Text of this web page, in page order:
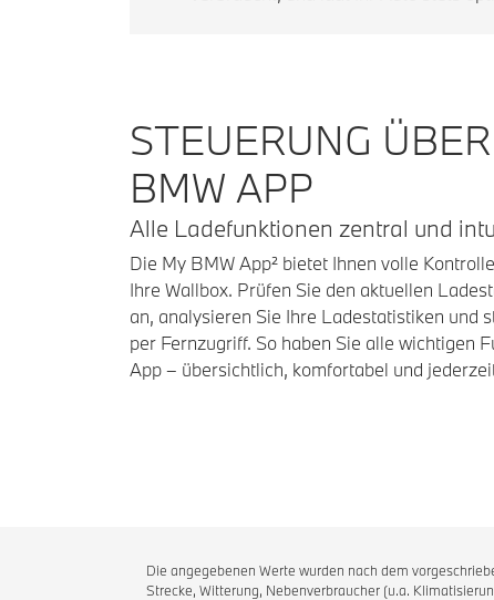
STEUERUNG
BMW APP
Alle Ladefunktionen zentral und
Die My BMW App² bietet Ihnen volle
Ihre Wallbox. Prüfen Sie den aktuellen
an, analysieren Sie Ihre Ladestatistiken und
per Fernzugriff. So haben Sie alle wichtigen
App – übersichtlich, komfortabel und
Die angegebenen Werte wurden nach dem
Strecke, Witterung, Nebenverbraucher (u.a.